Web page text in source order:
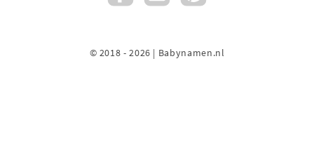
© 2018 - 2026 | Babynamen.nl